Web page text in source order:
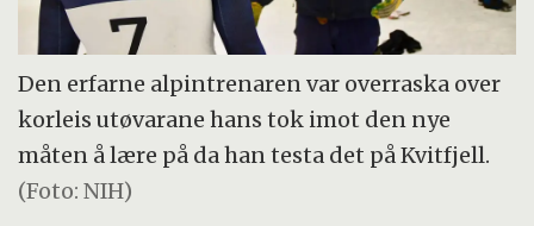
Den erfarne alpintrenaren var overraska over
korleis utøvarane hans tok imot den nye
måten å lære på da han testa det på Kvitfjell.
(Foto: NIH)